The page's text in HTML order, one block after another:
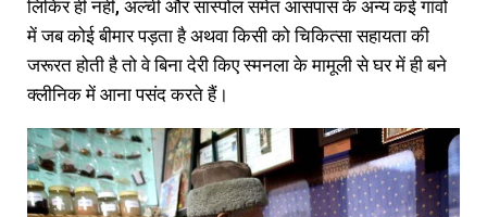
लिकिर ही नहीं, अल्ची और सास्पोल समेत आसपास के अन्य कई गांवों
में जब कोई बीमार पड़ता है अथवा किसी को चिकित्सा सहायता की
जरूरत होती है तो वे बिना देरी किए स्मनला के मामूली से घर में ही बने
क्लीनिक में आना पसंद करते हैं।